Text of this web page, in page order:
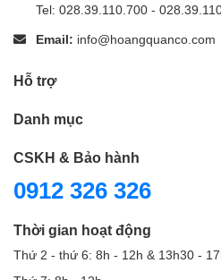
Tel: 028.39.110.700 -
Email: info@hoangquanco.com
Hỗ trợ
Danh mục
CSKH & Bảo hành
0912 326 326
Thời gian hoạt động
Thứ 2 - thứ 6: 8h - 12h & 13h30 -